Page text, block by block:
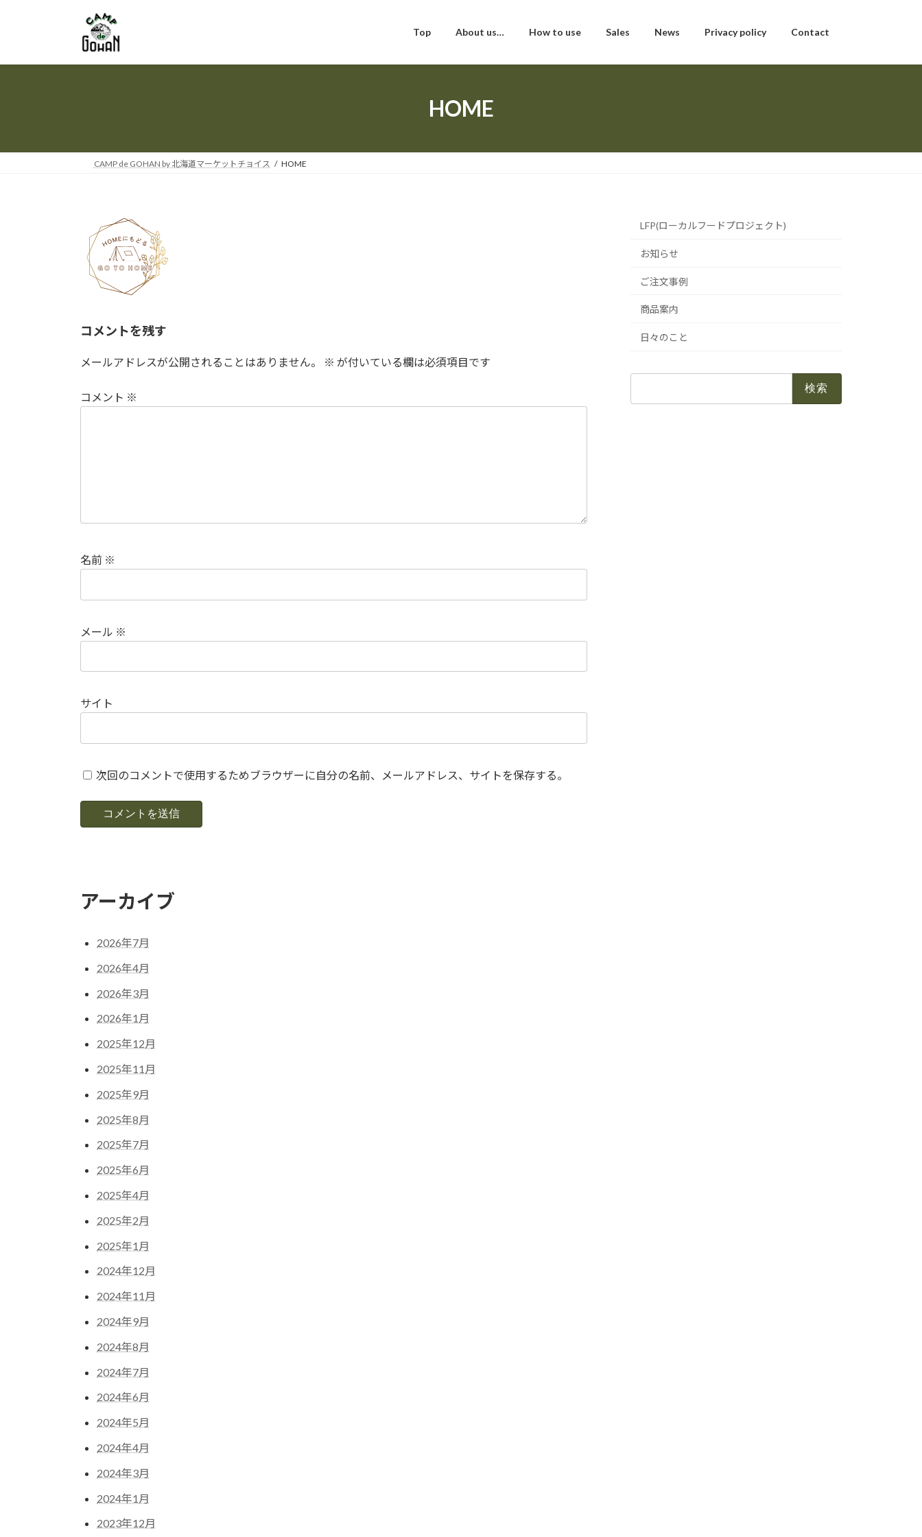
プ
動
Top About us… How to use Sales News Privacy policy Contact
HOME
CAMP de GOHAN by 北海道マーケットチョイス HOME
コメントを残す
メールアドレスが公開されることはありません。 ※ が付いている欄は必須項目です
コメント ※
名前 ※
メール ※
サイト
次回のコメントで使用するためブラウザーに自分の名前、メールアドレス、サイトを保存する。
LFP(ローカルフードプロジェクト)
お知らせ
ご注文事例
商品案内
日々のこと
アーカイブ
2026年7月
2026年4月
2026年3月
2026年1月
2025年12月
2025年11月
2025年9月
2025年8月
2025年7月
2025年6月
2025年4月
2025年2月
2025年1月
2024年12月
2024年11月
2024年9月
2024年8月
2024年7月
2024年6月
2024年5月
2024年4月
2024年3月
2024年1月
2023年12月